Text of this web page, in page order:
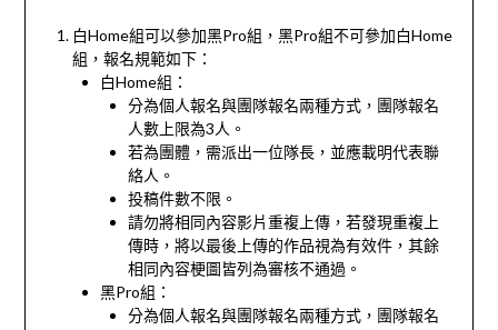
白Home組可以參加黑Pro組，黑Pro組不可參加白Home
組，報名規範如下：
白Home組：
分為個人報名與團隊報名兩種方式，團隊報名
人數上限為3人。
若為團體，需派出一位隊長，並應載明代表聯
絡人。
投稿件數不限。
請勿將相同內容影片重複上傳，若發現重複上
傳時，將以最後上傳的作品視為有效件，其餘
相同內容梗圖皆列為審核不通過。
黑Pro組：
分為個人報名與團隊報名兩種方式，團隊報名